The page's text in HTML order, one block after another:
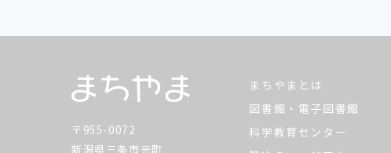
〒955-0072
新潟県三条市元町
まちやまとは
図書館・電子図書館
科学教育センター